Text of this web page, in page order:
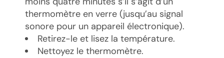
thermomètre en verre (jusqu’au signal
sonore pour un appareil électronique).
Retirez-le et lisez la température.
Nettoyez le thermomètre.